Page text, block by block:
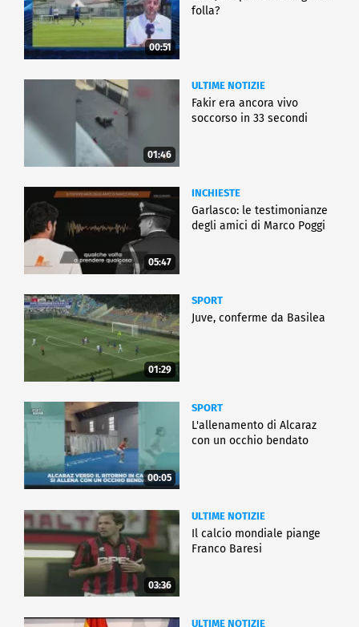
00:51
folla?
01:46
ULTIME NOTIZIE
Fakir era ancora vivo
soccorso in 33 secondi
05:47
INCHIESTE
Garlasco: le testimonianze
degli amici di Marco Poggi
01:29
SPORT
Juve, conferme da Basilea
00:05
SPORT
L'allenamento di Alcaraz
con un occhio bendato
03:36
ULTIME NOTIZIE
Il calcio mondiale piange
Franco Baresi
ULTIME NOTIZIE